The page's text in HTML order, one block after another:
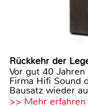
Rückkehr der
Vor gut 40
Firma Hifi Sound
Bausatz wieder
>> Mehr erfahren